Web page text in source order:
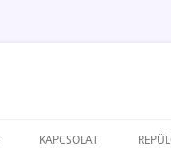
KAPCSOLAT